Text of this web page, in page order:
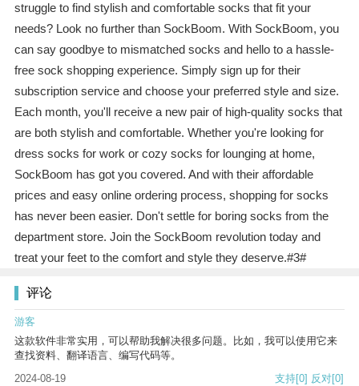
struggle to find stylish and comfortable socks that fit your
needs? Look no further than SockBoom. With SockBoom, you
can say goodbye to mismatched socks and hello to a hassle-
free sock shopping experience. Simply sign up for their
subscription service and choose your preferred style and size.
Each month, you'll receive a new pair of high-quality socks that
are both stylish and comfortable. Whether you're looking for
dress socks for work or cozy socks for lounging at home,
SockBoom has got you covered. And with their affordable
prices and easy online ordering process, shopping for socks
has never been easier. Don't settle for boring socks from the
department store. Join the SockBoom revolution today and
treat your feet to the comfort and style they deserve.#3#
评论
游客
这款软件非常实用，可以帮助我解决很多问题。比如，我可以使用它来
查找资料、翻译语言、编写代码等。
2024-08-19
支持[0] 反对[0]